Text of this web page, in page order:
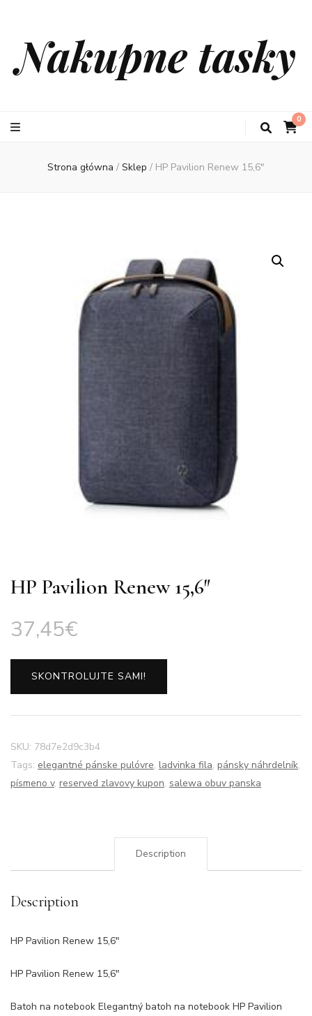
Nakupne tasky
0
Strona główna / Sklep / HP Pavilion Renew 15,6″
HP Pavilion Renew 15,6″
37,45€
SKONTROLUJTE SAMI!
SKU: 78d7e2d9c3b4
Tags: elegantné pánske pulóvre, ladvinka fila, pánsky náhrdelník,
písmeno v, reserved zlavovy kupon, salewa obuv panska
Description
Description
HP Pavilion Renew 15,6″
HP Pavilion Renew 15,6″
Batoh na notebook Elegantný batoh na notebook HP Pavilion